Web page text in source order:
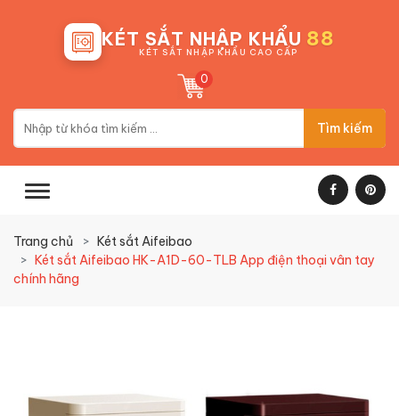
KÉT SẮT NHẬP KHẨU 88
KÉT SẮT NHẬP KHẨU CAO CẤP
0
Tìm kiếm
Trang chủ
Két sắt Aifeibao
Két sắt Aifeibao HK-A1D-60-TLB App điện thoại vân tay
chính hãng